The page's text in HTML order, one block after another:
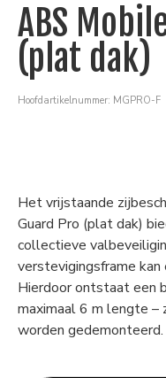
ABS
(plat dak)
Hoofdartikelnummer: MGPRO-F
Het vrijstaande
Guard Pro (plat dak)
collectieve
verstevigingsframe
Hierdoor ontstaat een
maximaal 6 m lengte
worden gedemonteerd.